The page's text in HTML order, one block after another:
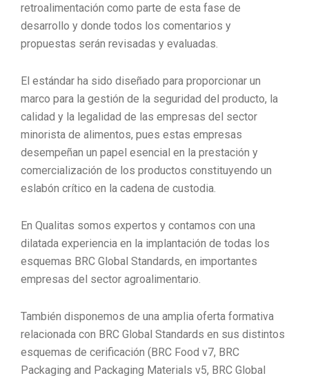
retroalimentación como parte de esta fase de
desarrollo y donde todos los comentarios y
propuestas serán revisadas y evaluadas.
El estándar ha sido diseñado para proporcionar un
marco para la gestión de la seguridad del producto, la
calidad y la legalidad de las empresas del sector
minorista de alimentos, pues estas empresas
desempeñan un papel esencial en la prestación y
comercialización de los productos constituyendo un
eslabón crítico en la cadena de custodia.
En Qualitas somos expertos y contamos con una
dilatada experiencia en la implantación de todas los
esquemas BRC Global Standards, en importantes
empresas del sector agroalimentario.
También disponemos de una amplia oferta formativa
relacionada con BRC Global Standards en sus distintos
esquemas de cerificación (BRC Food v7, BRC
Packaging and Packaging Materials v5, BRC Global